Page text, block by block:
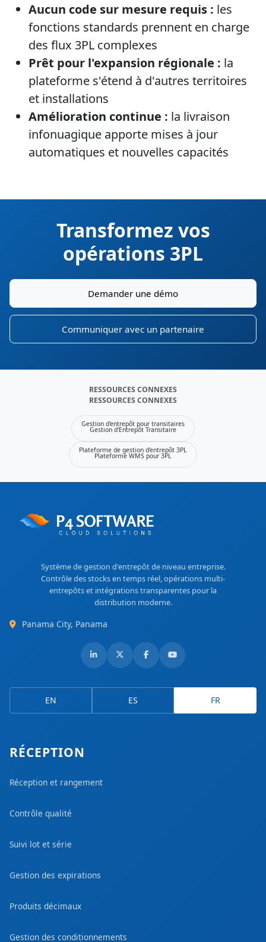
Aucun code sur mesure requis : les
fonctions standards prennent en charge
des flux 3PL complexes
Prêt pour l'expansion régionale : la
plateforme s'étend à d'autres territoires
et installations
Amélioration continue : la livraison
infonuagique apporte mises à jour
automatiques et nouvelles capacités
Transformez vos
opérations 3PL
Demander une démo
Communiquer avec un partenaire
RESSOURCES CONNEXES
RESSOURCES CONNEXES
Gestion d'entrepôt pour transitaires
Gestion d'Entrepôt Transitaire
Plateforme de gestion d'entrepôt 3PL
Plateforme WMS pour 3PL
Système de gestion d'entrepôt de niveau entreprise.
Contrôle des stocks en temps réel, opérations multi-
entrepôts et intégrations transparentes pour la
distribution moderne.
Panama City, Panama
EN ES FR
RÉCEPTION
Réception et rangement
Contrôle qualité
Suivi lot et série
Gestion des expirations
Produits décimaux
Gestion des conditionnements